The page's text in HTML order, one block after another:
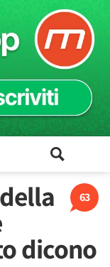
63
dicono